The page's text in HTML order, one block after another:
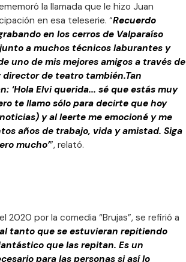
la llamada que le hizo Juan
en esa teleserie. “Recuerdo
en los cerros de Valparaíso
a muchos técnicos laburantes y
uno de mis mejores amigos a través de
director de teatro también.Tan
‘Hola Elvi querida... sé que estás muy
te llamo sólo para decirte que hoy
y al leerte me emocioné y me
años de trabajo, vida y amistad. Siga
mucho’”, relató.
por la comedia “Brujas”, se refirió a
tanto que se estuvieran repitiendo
que las repitan. Es un
para las personas si así lo